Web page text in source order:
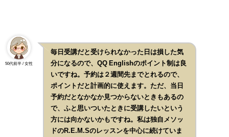
50代前半 / 女性
毎日受講だと受けられなかった日は損した気
分になるので、QQ Englishのポイント制は良
いですね。予約は２週間先までとれるので、
ポイントだと計画的に使えます。ただ、当日
予約だとなかなか見つからないときもあるの
で、ふと思いついたときに受講したいという
方には向かないかもですね。私は独自メソッ
ドのR.E.M.Sのレッスンを中心に続けていま